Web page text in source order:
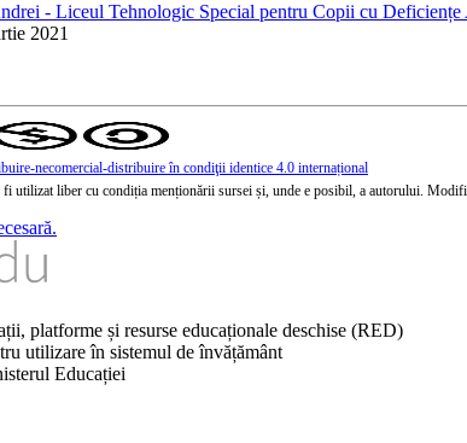
- Liceul Tehnologic Special pentru Copii cu
2021
necomercial-distribuire în condiţii identice 4.0 internațional
utilizat liber cu condiția menționării sursei și, unde e posibil, a autorului.
platforme și resurse educaționale deschise (RED)
utilizare în sistemul de învățământ
Educației